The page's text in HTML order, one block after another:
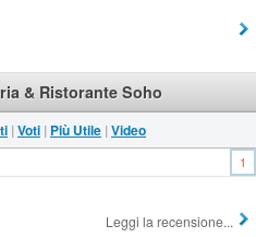
& Ristorante Soho
| Voti | Più Utile | Video
1
Leggi la recensione...